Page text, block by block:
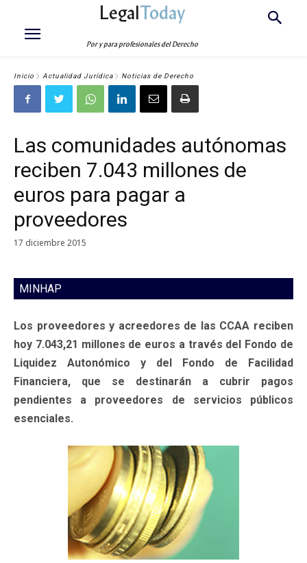
LegalToday
Por y para profesionales del Derecho
Inicio Actualidad Jurídica Noticias de Derecho
Las comunidades autónomas
reciben 7.043 millones de
euros para pagar a
proveedores
17 diciembre 2015
MINHAP
Los proveedores y acreedores de las CCAA reciben
hoy 7.043,21 millones de euros a través del Fondo de
Liquidez Autonómico y del Fondo de Facilidad
Financiera, que se destinarán a cubrir pagos
pendientes a proveedores de servicios públicos
esenciales.